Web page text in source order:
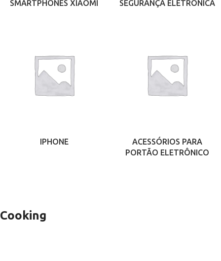
SMARTPHONES XIAOMI SEGURANÇA ELETRÔNICA
IPHONE
ACESSÓRIOS PARA
PORTÃO ELETRÔNICO
Cooking